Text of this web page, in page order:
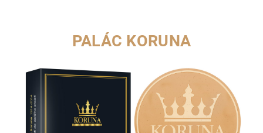
PALÁC KORUNA